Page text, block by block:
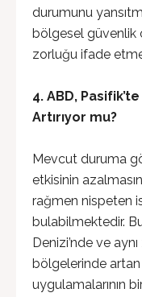
durumunu
bölgesel güvenlik
zorluğu ifade
4. ABD,
Artırıyor mu?
Mevcut duruma
etkisinin
rağmen nispeten
bulabilmektedir.
Denizi’nde ve
bölgelerinde artan
uygulamalarının